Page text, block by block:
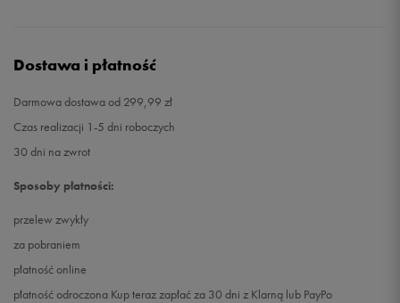
Dostawa i płatność
Darmowa dostawa od 299,99 zł
Czas realizacji 1-5 dni roboczych
30 dni na zwrot
Sposoby płatności:
przelew zwykły
za pobraniem
płatność online
płatność odroczona Kup teraz zapłać za 30 dni z Klarną lub PayPo